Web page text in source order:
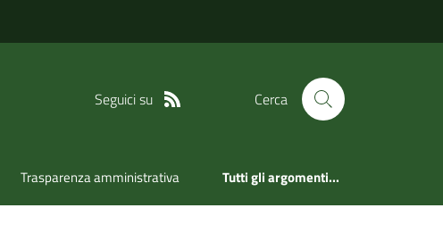
Seguici su Cerca
Trasparenza amministrativa Tutti gli argomenti...